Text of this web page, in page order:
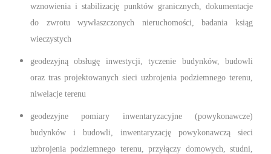
wznowienia i stabilizację punktów granicznych, dokumentacje
do zwrotu wywłaszczonych nieruchomości, badania ksiąg
wieczystych
geodezyjną obsługę inwestycji, tyczenie budynków, budowli
oraz tras projektowanych sieci uzbrojenia podziemnego terenu,
niwelacje terenu
geodezyjne pomiary inwentaryzacyjne (powykonawcze)
budynków i budowli, inwentaryzację powykonawczą sieci
uzbrojenia podziemnego terenu, przyłączy domowych, studni,